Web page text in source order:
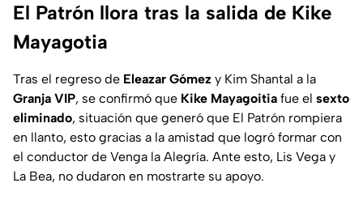
El Patrón llora tras la salida de Kike
Mayagotia
Tras el regreso de Eleazar Gómez y Kim Shantal a la
Granja VIP, se confirmó que Kike Mayagoitia fue el sexto
eliminado, situación que generó que El Patrón rompiera
en llanto, esto gracias a la amistad que logró formar con
el conductor de Venga la Alegría. Ante esto, Lis Vega y
La Bea, no dudaron en mostrarte su apoyo.